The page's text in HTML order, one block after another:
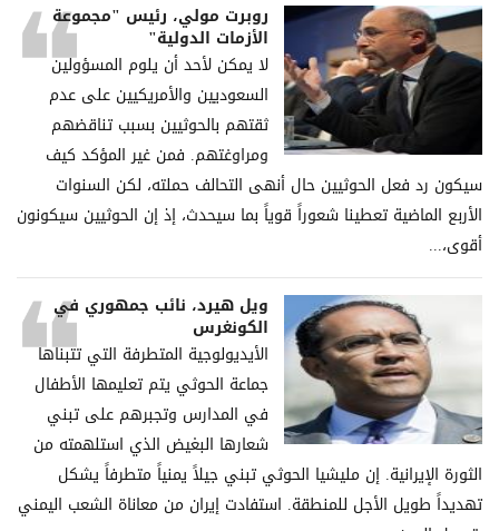
روبرت مولي، رئيس "مجموعة
الأزمات الدولية"
لا يمكن لأحد أن يلوم المسؤولين
السعوديين والأمريكيين على عدم
ثقتهم بالحوثيين بسبب تناقضهم
ومراوغتهم. فمن غير المؤكد كيف
سيكون رد فعل الحوثيين حال أنهى التحالف حملته، لكن السنوات
الأربع الماضية تعطينا شعوراً قوياً بما سيحدث، إذ إن الحوثيين سيكونون
أقوى،...
ويل هيرد، نائب جمهوري في
الكونغرس
الأيديولوجية المتطرفة التي تتبناها
جماعة الحوثي يتم تعليمها الأطفال
في المدارس وتجبرهم على تبني
شعارها البغيض الذي استلهمته من
الثورة الإيرانية. إن مليشيا الحوثي تبني جيلاً يمنياً متطرفاً يشكل
تهديداً طويل الأجل للمنطقة. استفادت إيران من معاناة الشعب اليمني